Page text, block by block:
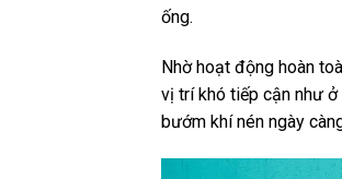
ống.
Nhờ hoạt động hoàn
vị trí khó tiếp cận như
bướm khí nén ngày